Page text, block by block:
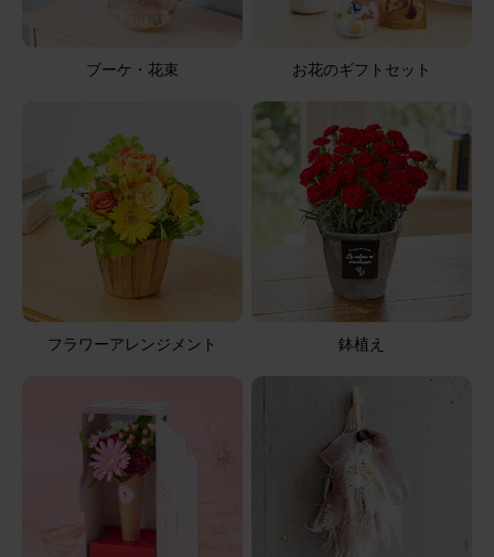
ブーケ・花束 お花のギフトセット
フラワーアレンジメント 鉢植え